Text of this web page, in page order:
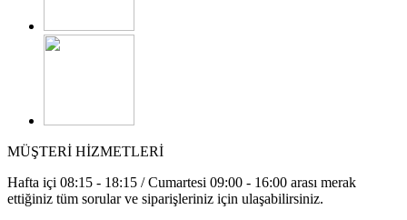
MÜŞTERİ HİZMETLERİ
Hafta içi 08:15 - 18:15 / Cumartesi 09:00 - 16:00 arası merak
ettiğiniz tüm sorular ve siparişleriniz için ulaşabilirsiniz.